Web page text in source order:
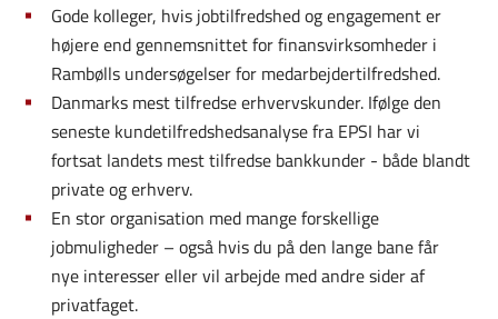
Gode kolleger, hvis jobtilfredshed og engagement er
højere end gennemsnittet for finansvirksomheder i
Rambølls undersøgelser for medarbejdertilfredshed.
Danmarks mest tilfredse erhvervskunder. Ifølge den
seneste kundetilfredshedsanalyse fra EPSI har vi
fortsat landets mest tilfredse bankkunder - både blandt
private og erhverv.
En stor organisation med mange forskellige
jobmuligheder – også hvis du på den lange bane får
nye interesser eller vil arbejde med andre sider af
privatfaget.